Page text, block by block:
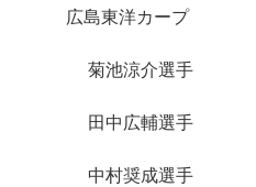
広島東洋カープ
菊池涼介選手
田中広輔選手
中村奨成選手